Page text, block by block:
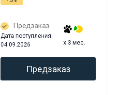
Предзаказ
Дата поступления:
04.09.2026
x 3 мес.
Предзаказ